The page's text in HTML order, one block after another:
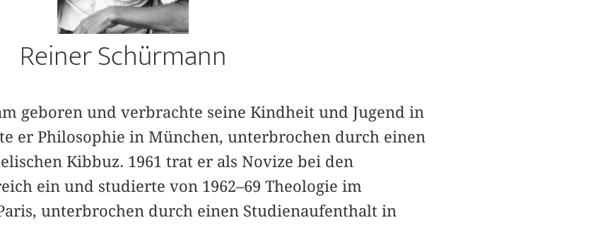
Reiner Schürmann
geboren und ver­brachte seine Kindheit und Jugend in
er Philosophie in München, unterbrochen durch einen
Kibbuz. 1961 trat er als Novize bei den
ein und studierte von 1962–69 Theologie im
unterbrochen durch einen Studienaufenthalt in